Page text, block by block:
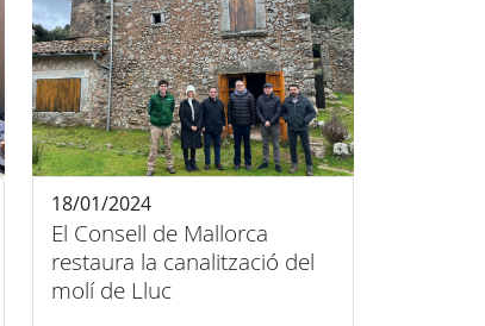
El Consell de Mallorca
restaura la canalització del
molí de Lluc
18/01/2024